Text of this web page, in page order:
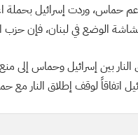
وردت إسرائيل بحملة
الوضع في لبنان، فإن
بين إسرائيل وحماس إلى
اتفاقاً لوقف إطلاق النار مع